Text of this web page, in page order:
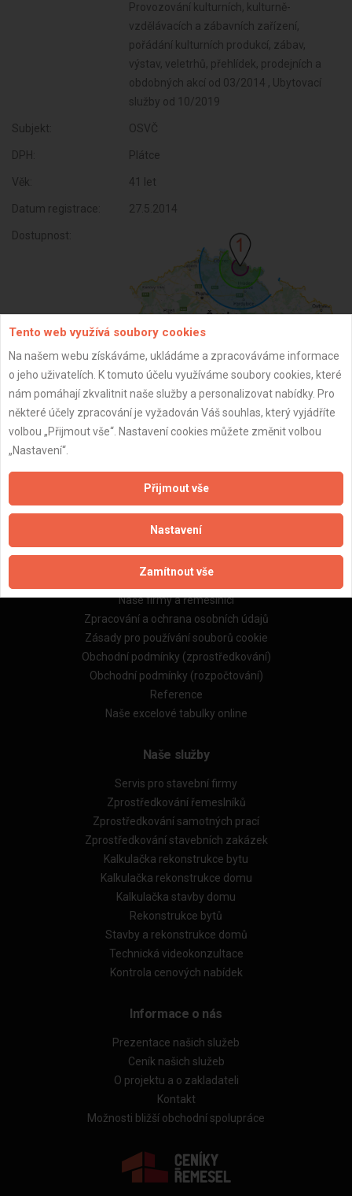
Provozování kulturních, kulturně-
vzdělávacích a zábavních zařízení,
pořádání kulturních produkcí, zábav,
výstav, veletrhů, přehlídek, prodejních a
obdobných akcí od 03/2014 , Ubytovací
služby od 10/2019
Subjekt: OSVČ
DPH: Plátce
Věk: 41 let
Datum registrace: 27.5.2014
Dostupnost:
ZPĚT
Důležité informace
Naše firmy a řemeslníci
Zpracování a ochrana osobních údajů
Zásady pro používání souborů cookie
Obchodní podmínky (zprostředkování)
Obchodní podmínky (rozpočtování)
Reference
Naše excelové tabulky online
Naše služby
Servis pro stavební firmy
Zprostředkování řemeslníků
Zprostředkování samotných prací
Zprostředkování stavebních zakázek
Kalkulačka rekonstrukce bytu
Kalkulačka rekonstrukce domu
Kalkulačka stavby domu
Rekonstrukce bytů
Stavby a rekonstrukce domů
Technická videokonzultace
Kontrola cenových nabídek
Informace o nás
Prezentace našich služeb
Ceník našich služeb
O projektu a o zakladateli
Kontakt
Možnosti bližší obchodní spolupráce
Tento web využívá soubory cookies
Na našem webu získáváme, ukládáme a zpracováváme informace
o jeho uživatelích. K tomuto účelu využíváme soubory cookies, které
nám pomáhají zkvalitnit naše služby a personalizovat nabídky. Pro
některé účely zpracování je vyžadován Váš souhlas, který vyjádříte
volbou „Přijmout vše“. Nastavení cookies můžete změnit volbou
„Nastavení“.
Přijmout vše
Nastavení
Zamítnout vše